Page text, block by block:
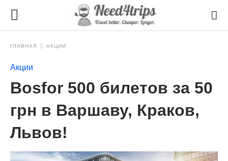
ГЛАВНАЯ АКЦИИ
Акции
Bosfor 500 билетов за 50
грн в Варшаву, Краков,
Львов!